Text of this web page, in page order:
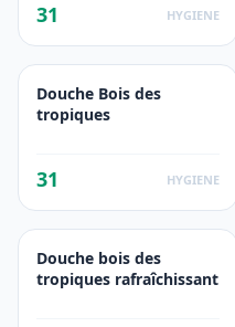
31 HYGIENE
Douche Bois des
tropiques
31 HYGIENE
Douche bois des
tropiques rafraîchissant